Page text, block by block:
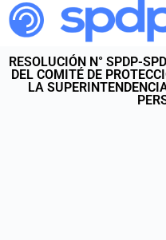
RESOLUCIÓN N° SPDP-
DEL COMITÉ DE
LA